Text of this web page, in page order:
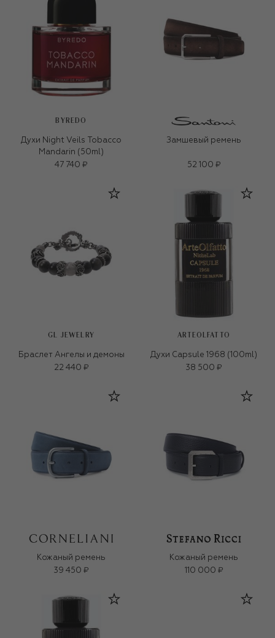
BYREDO
Духи Night Veils Tobacco
Mandarin (50ml)
47 740 ₽
Замшевый ремень
52 100 ₽
GL JEWELRY
Браслет Ангелы и демоны
22 440 ₽
ARTEOLFATTO
Духи Capsule 1968 (100ml)
38 500 ₽
Кожаный ремень
39 450 ₽
Кожаный ремень
110 000 ₽